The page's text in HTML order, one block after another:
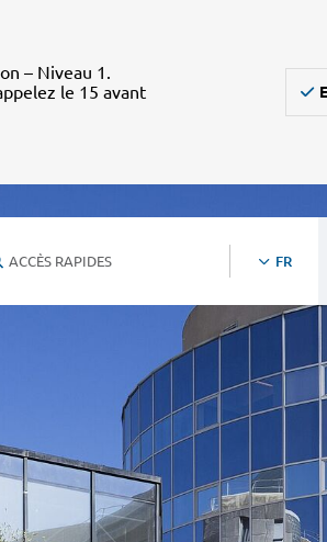
– Niveau 1.
le 15 avant
ACCÈS RAPIDES FR